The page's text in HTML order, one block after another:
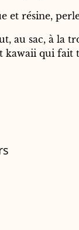
et résine,
au sac, à la
kawaii qui fait